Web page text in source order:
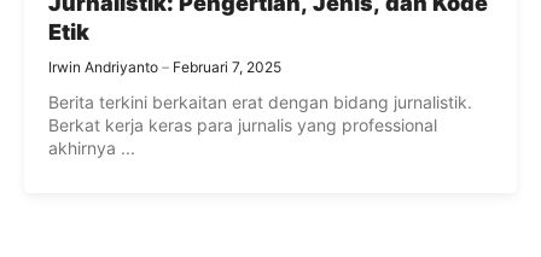
Etik
Irwin Andriyanto Februari 7, 2025
Berita terkini berkaitan erat dengan bidang jurnalistik.
Berkat kerja keras para jurnalis yang professional
akhirnya ...